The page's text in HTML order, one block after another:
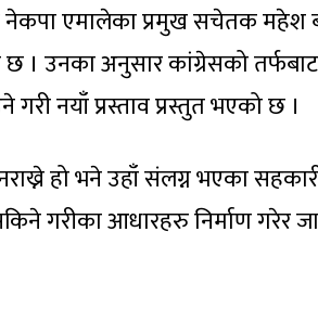
नेकपा एमालेका प्रमुख सचेतक महेश
। उनका अनुसार कांग्रेसको तर्फबाट
गरी नयाँ प्रस्ताव प्रस्तुत भएको छ ।
नराख्ने हो भने उहाँ संलग्न भएका
गरीका आधारहरु निर्माण गरेर